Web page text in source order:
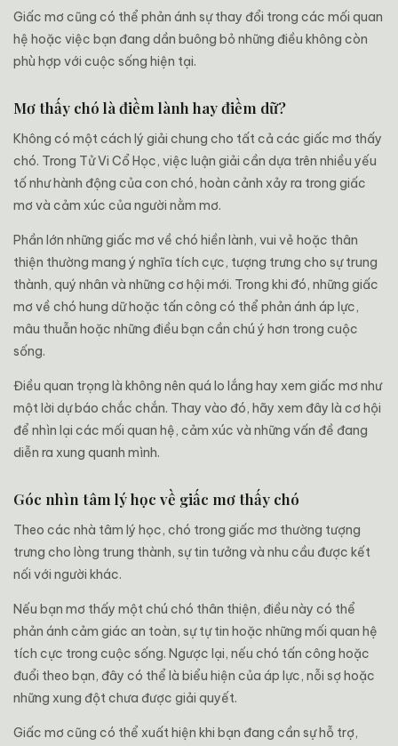
Giấc mơ cũng có thể phản ánh sự thay đổi trong các mối quan
hệ hoặc việc bạn đang dần buông bỏ những điều không còn
phù hợp với cuộc sống hiện tại.
Mơ thấy chó là điềm lành hay điềm dữ?
Không có một cách lý giải chung cho tất cả các giấc mơ thấy
chó. Trong Tử Vi Cổ Học, việc luận giải cần dựa trên nhiều yếu
tố như hành động của con chó, hoàn cảnh xảy ra trong giấc
mơ và cảm xúc của người nằm mơ.
Phần lớn những giấc mơ về chó hiền lành, vui vẻ hoặc thân
thiện thường mang ý nghĩa tích cực, tượng trưng cho sự trung
thành, quý nhân và những cơ hội mới. Trong khi đó, những giấc
mơ về chó hung dữ hoặc tấn công có thể phản ánh áp lực,
mâu thuẫn hoặc những điều bạn cần chú ý hơn trong cuộc
sống.
Điều quan trọng là không nên quá lo lắng hay xem giấc mơ như
một lời dự báo chắc chắn. Thay vào đó, hãy xem đây là cơ hội
để nhìn lại các mối quan hệ, cảm xúc và những vấn đề đang
diễn ra xung quanh mình.
Góc nhìn tâm lý học về giấc mơ thấy chó
Theo các nhà tâm lý học, chó trong giấc mơ thường tượng
trưng cho lòng trung thành, sự tin tưởng và nhu cầu được kết
nối với người khác.
Nếu bạn mơ thấy một chú chó thân thiện, điều này có thể
phản ánh cảm giác an toàn, sự tự tin hoặc những mối quan hệ
tích cực trong cuộc sống. Ngược lại, nếu chó tấn công hoặc
đuổi theo bạn, đây có thể là biểu hiện của áp lực, nỗi sợ hoặc
những xung đột chưa được giải quyết.
Giấc mơ cũng có thể xuất hiện khi bạn đang cần sự hỗ trợ,